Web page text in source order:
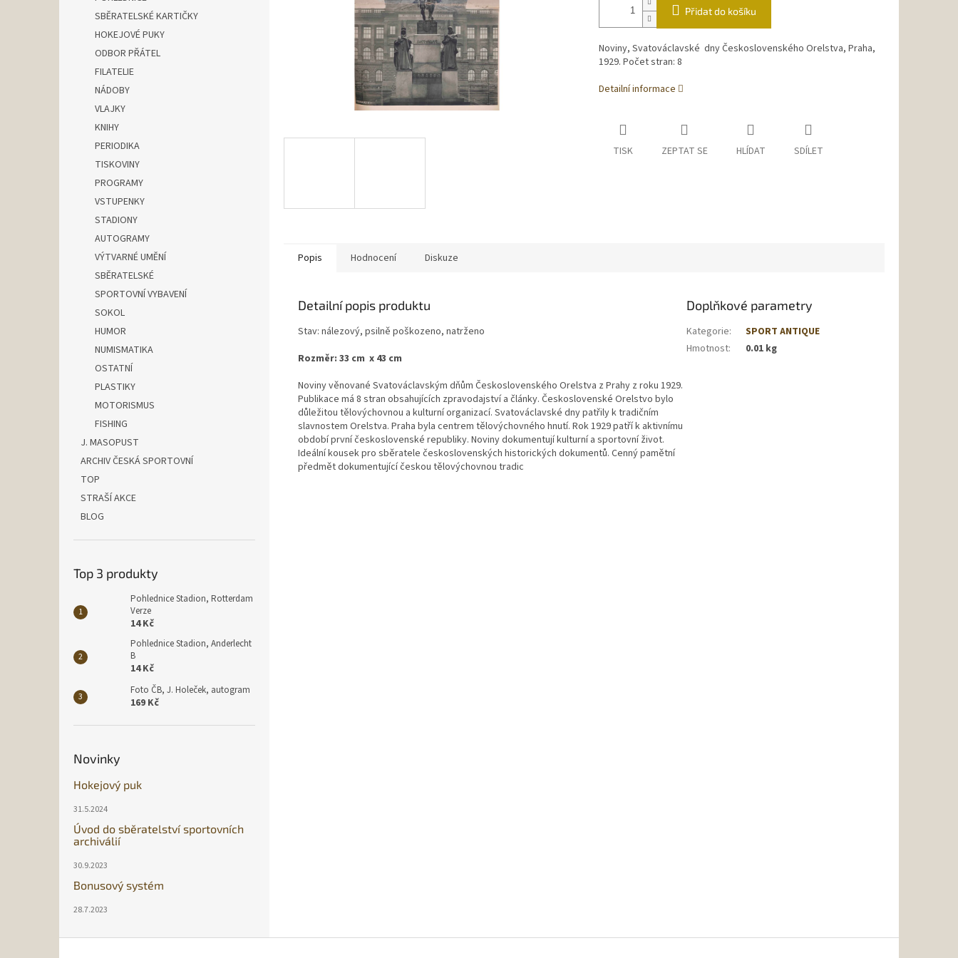
SBĚRATELSKÉ KARTIČKY
HOKEJOVÉ PUKY
ODBOR PŘÁTEL
FILATELIE
NÁDOBY
VLAJKY
KNIHY
PERIODIKA
TISKOVINY
PROGRAMY
VSTUPENKY
STADIONY
AUTOGRAMY
VÝTVARNÉ UMĚNÍ
SBĚRATELSKÉ
SPORTOVNÍ VYBAVENÍ
SOKOL
HUMOR
NUMISMATIKA
OSTATNÍ
PLASTIKY
MOTORISMUS
FISHING
J. MASOPUST
ARCHIV ČESKÁ SPORTOVNÍ
TOP
STRAŠÍ AKCE
BLOG
Top 3 produkty
Pohlednice Stadion, Rotterdam
Verze
14 Kč
Pohlednice Stadion, Anderlecht
B
14 Kč
Foto ČB, J. Holeček, autogram
169 Kč
Novinky
Hokejový puk
31.5.2024
Úvod do sběratelství sportovních
archiválií
30.9.2023
Bonusový systém
28.7.2023
Přidat do košíku
Noviny, Svatováclavské dny Československého Orelstva, Praha,
1929. Počet stran: 8
Detailní informace
TISK ZEPTAT SE HLÍDAT SDÍLET
Popis Hodnocení Diskuze
Detailní popis produktu
Stav: nálezový, psilně poškozeno, natrženo
Rozměr: 33 cm x 43 cm
Noviny věnované Svatováclavským dňům Československého Orelstva z Prahy z roku 1929.
Publikace má 8 stran obsahujících zpravodajství a články. Československé Orelstvo bylo
důležitou tělovýchovnou a kulturní organizací. Svatováclavské dny patřily k tradičním
slavnostem Orelstva. Praha byla centrem tělovýchovného hnutí. Rok 1929 patří k aktivnímu
období první československé republiky. Noviny dokumentují kulturní a sportovní život.
Ideální kousek pro sběratele československých historických dokumentů. Cenný pamětní
předmět dokumentující českou tělovýchovnou tradic
Doplňkové parametry
Kategorie:
SPORT ANTIQUE
Hmotnost: 0.01 kg